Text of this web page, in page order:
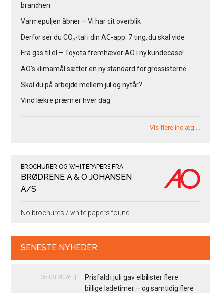
branchen
Varmepuljen åbner – Vi har dit overblik
Derfor ser du CO₂-tal i din AO-app: 7 ting, du skal vide
Fra gas til el – Toyota fremhæver AO i ny kundecase!
AO’s klimamål sætter en ny standard for grossisterne
Skal du på arbejde mellem jul og nytår?
Vind lækre præmier hver dag
Vis flere indlæg …
BROCHURER OG WHITEPAPERS FRA
BRØDRENE A & O JOHANSEN
A/S
No brochures / white papers found.
SENESTE NYHEDER
05.08.2026
Prisfald i juli gav elbilister flere
billige ladetimer – og samtidig flere